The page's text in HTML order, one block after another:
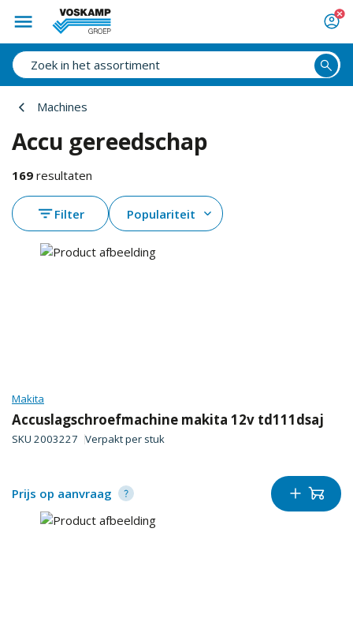
Machines
Accu gereedschap
169 resultaten
Filter Populariteit
Makita
Accuslagschroefmachine makita 12v td111dsaj
SKU 2003227 Verpakt per stuk
Prijs op aanvraag